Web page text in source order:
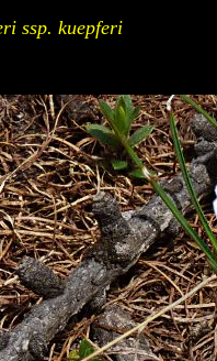
ssp. kuepferi